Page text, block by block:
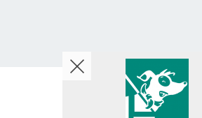
© 2026 AMT Concept - All rights